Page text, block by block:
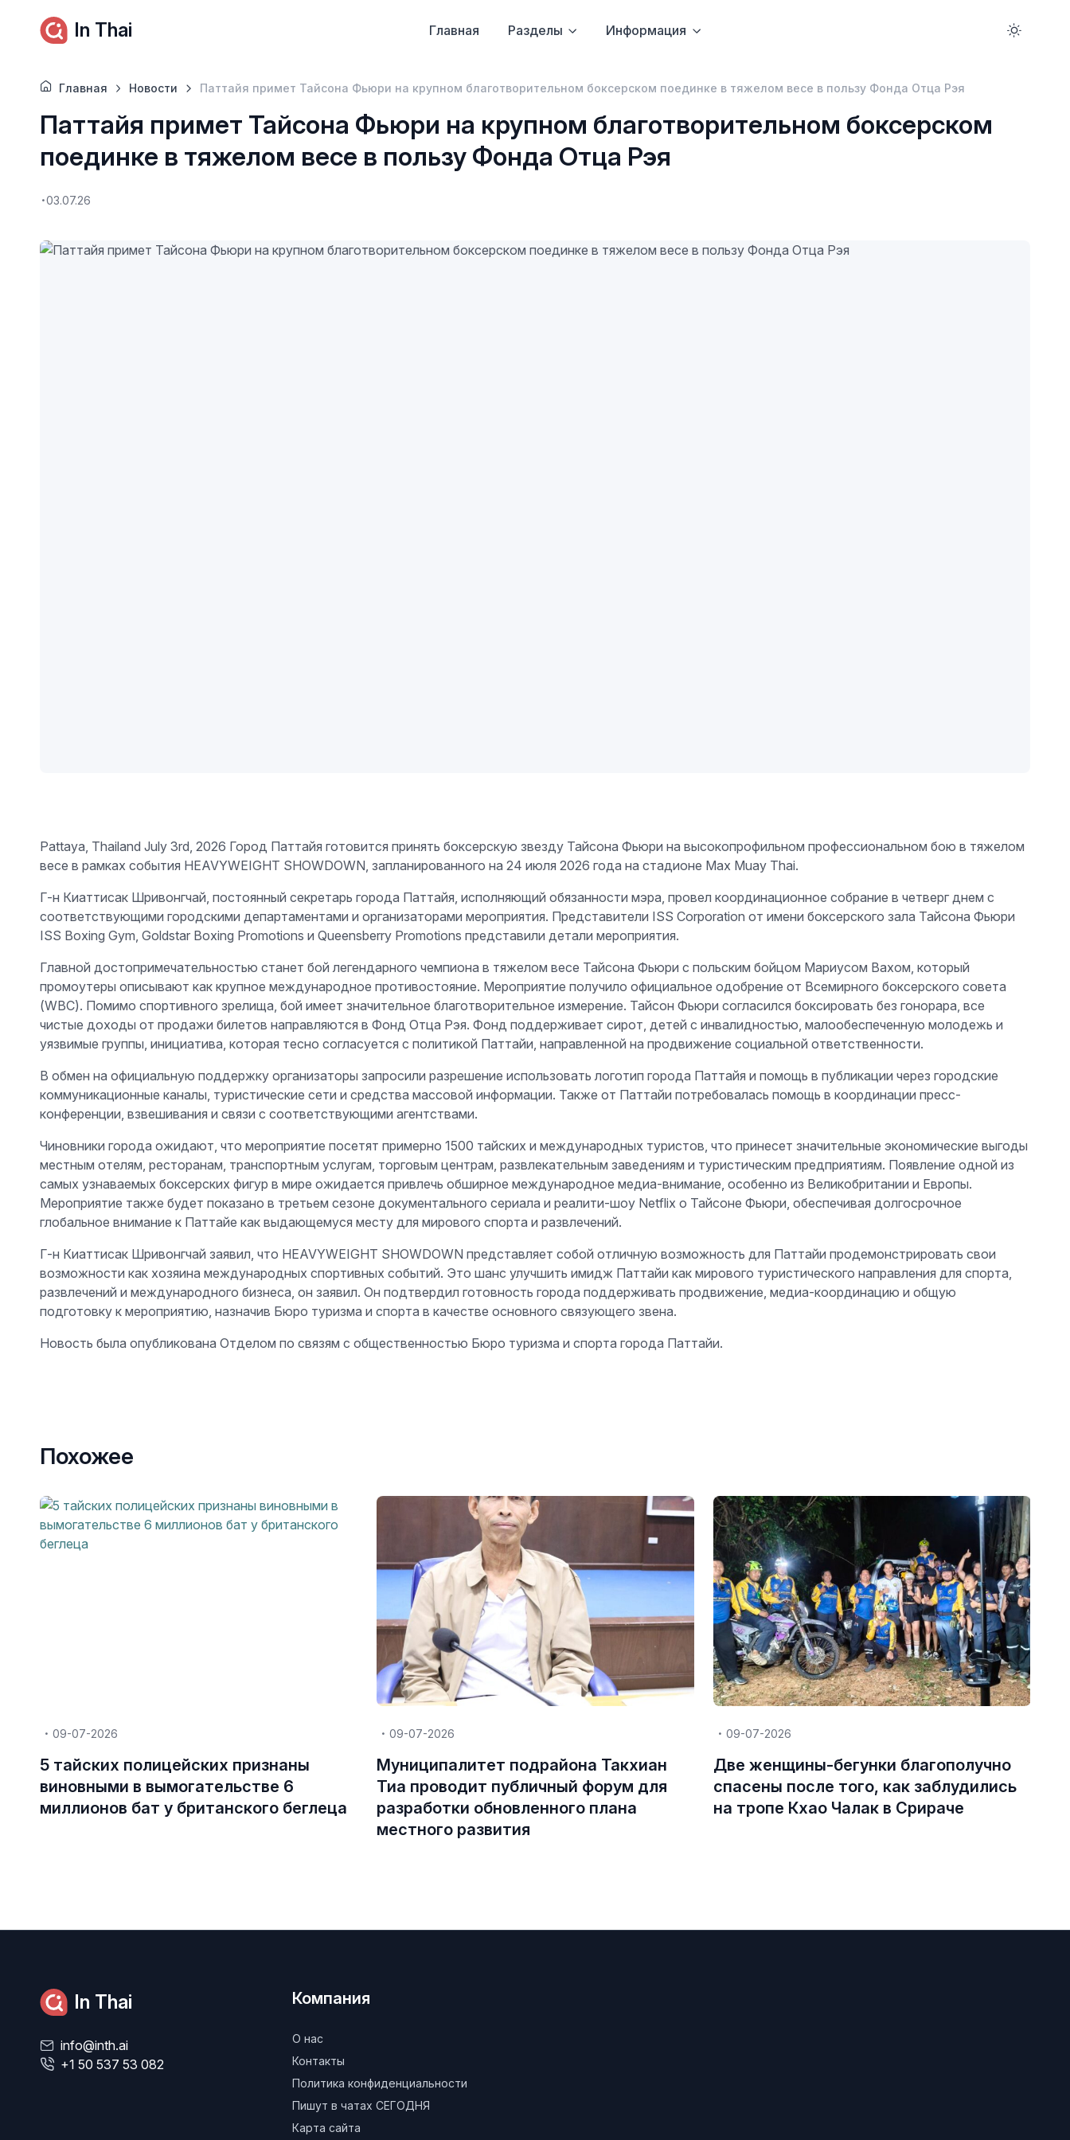
In Thai Главная Разделы Информация
Главная Новости Паттайя примет Тайсона Фьюри на крупном благотворительном боксерском поединке в тяжелом весе в пользу Фонда Отца Рэя
Паттайя примет Тайсона Фьюри на крупном благотворительном боксерском
поединке в тяжелом весе в пользу Фонда Отца Рэя
03.07.26
Pattaya, Thailand July 3rd, 2026 Город Паттайя готовится принять боксерскую звезду Тайсона Фьюри на высокопрофильном профессиональном бою в тяжелом
весе в рамках события HEAVYWEIGHT SHOWDOWN, запланированного на 24 июля 2026 года на стадионе Max Muay Thai.
Г-н Киаттисак Шривонгчай, постоянный секретарь города Паттайя, исполняющий обязанности мэра, провел координационное собрание в четверг днем с
соответствующими городскими департаментами и организаторами мероприятия. Представители ISS Corporation от имени боксерского зала Тайсона Фьюри
ISS Boxing Gym, Goldstar Boxing Promotions и Queensberry Promotions представили детали мероприятия.
Главной достопримечательностью станет бой легендарного чемпиона в тяжелом весе Тайсона Фьюри с польским бойцом Мариусом Вахом, который
промоутеры описывают как крупное международное противостояние. Мероприятие получило официальное одобрение от Всемирного боксерского совета
(WBC). Помимо спортивного зрелища, бой имеет значительное благотворительное измерение. Тайсон Фьюри согласился боксировать без гонорара, все
чистые доходы от продажи билетов направляются в Фонд Отца Рэя. Фонд поддерживает сирот, детей с инвалидностью, малообеспеченную молодежь и
уязвимые группы, инициатива, которая тесно согласуется с политикой Паттайи, направленной на продвижение социальной ответственности.
В обмен на официальную поддержку организаторы запросили разрешение использовать логотип города Паттайя и помощь в публикации через городские
коммуникационные каналы, туристические сети и средства массовой информации. Также от Паттайи потребовалась помощь в координации пресс-
конференции, взвешивания и связи с соответствующими агентствами.
Чиновники города ожидают, что мероприятие посетят примерно 1500 тайских и международных туристов, что принесет значительные экономические выгоды
местным отелям, ресторанам, транспортным услугам, торговым центрам, развлекательным заведениям и туристическим предприятиям. Появление одной из
самых узнаваемых боксерских фигур в мире ожидается привлечь обширное международное медиа-внимание, особенно из Великобритании и Европы.
Мероприятие также будет показано в третьем сезоне документального сериала и реалити-шоу Netflix о Тайсоне Фьюри, обеспечивая долгосрочное
глобальное внимание к Паттайе как выдающемуся месту для мирового спорта и развлечений.
Г-н Киаттисак Шривонгчай заявил, что HEAVYWEIGHT SHOWDOWN представляет собой отличную возможность для Паттайи продемонстрировать свои
возможности как хозяина международных спортивных событий. Это шанс улучшить имидж Паттайи как мирового туристического направления для спорта,
развлечений и международного бизнеса, он заявил. Он подтвердил готовность города поддерживать продвижение, медиа-координацию и общую
подготовку к мероприятию, назначив Бюро туризма и спорта в качестве основного связующего звена.
Новость была опубликована Отделом по связям с общественностью Бюро туризма и спорта города Паттайи.
Похожее
09-07-2026
5 тайских полицейских признаны
виновными в вымогательстве 6
миллионов бат у британского беглеца
09-07-2026
Муниципалитет подрайона Такхиан
Тиа проводит публичный форум для
разработки обновленного плана
местного развития
09-07-2026
Две женщины-бегунки благополучно
спасены после того, как заблудились
на тропе Кхао Чалак в Срираче
In Thai
info@inth.ai
+1 50 537 53 082
Компания
О нас
Контакты
Политика конфиденциальности
Пишут в чатах СЕГОДНЯ
Карта сайта